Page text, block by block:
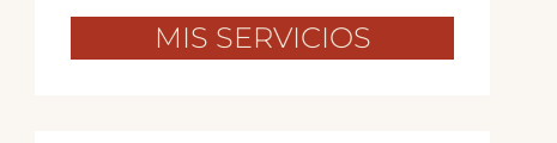
MIS SERVICIOS